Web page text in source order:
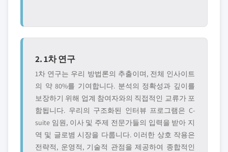
2. 1차 연구
1차 연구는 우리 방법론의 추출이며, 전체 인사이트
의 약 80%를 기여합니다. 분석의 정확성과 깊이를
보장하기 위해 업계 참여자와의 직접적인 교류가 포
함됩니다. 우리의 구조화된 인터뷰 프로그램은 C-
suite 임원, 이사 및 주제 전문가들의 입력을 받아 지
역 및 글로볌 시장을 다룹니다. 이러한 상호 작용은
전략적, 운영적, 기술적 관점을 제공하여 종합적인